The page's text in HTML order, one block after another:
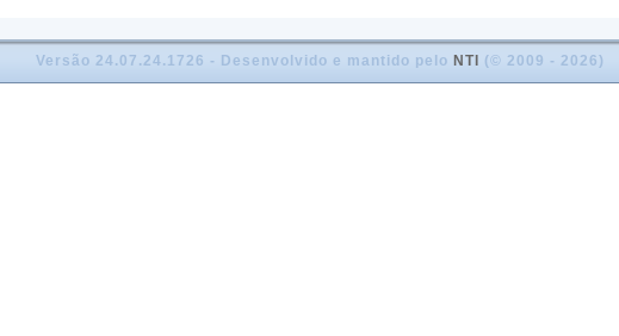
Versão 24.07.24.1726 - Desenvolvido e mantido pelo NTI (© 2009 - 2026)